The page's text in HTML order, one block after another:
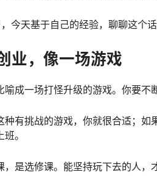
今天基于自己的经验，聊聊这个话
业，像一场游戏
成一场打怪升级的游戏。你要不
种有挑战的游戏，你就很合适；
。
是选修课。能坚持玩下去的人，